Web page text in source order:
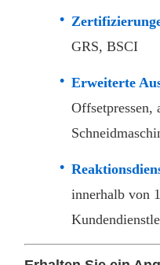
GRS, BSCI
Erweiterte
Offsetpressen,
innerhalb von